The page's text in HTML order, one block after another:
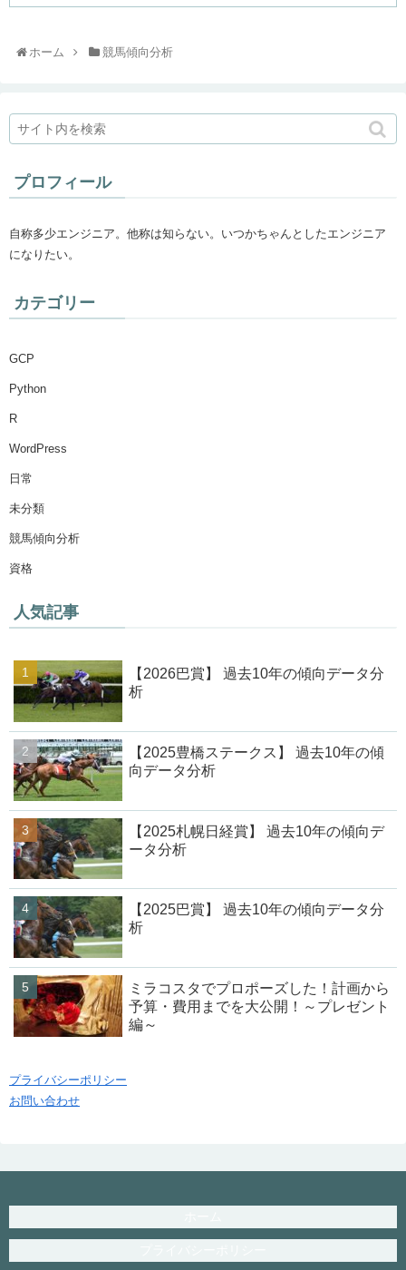
ホーム 競馬傾向分析
プロフィール
自称多少エンジニア。他称は知らない。いつかちゃんとしたエンジニア
になりたい。
カテゴリー
GCP
Python
R
WordPress
日常
未分類
競馬傾向分析
資格
人気記事
【2026巴賞】 過去10年の傾向データ分
析
【2025豊橋ステークス】 過去10年の傾
向データ分析
【2025札幌日経賞】 過去10年の傾向デ
ータ分析
【2025巴賞】 過去10年の傾向データ分
析
ミラコスタでプロポーズした！計画から
予算・費用までを大公開！～プレゼント
編～
プライバシーポリシー
お問い合わせ